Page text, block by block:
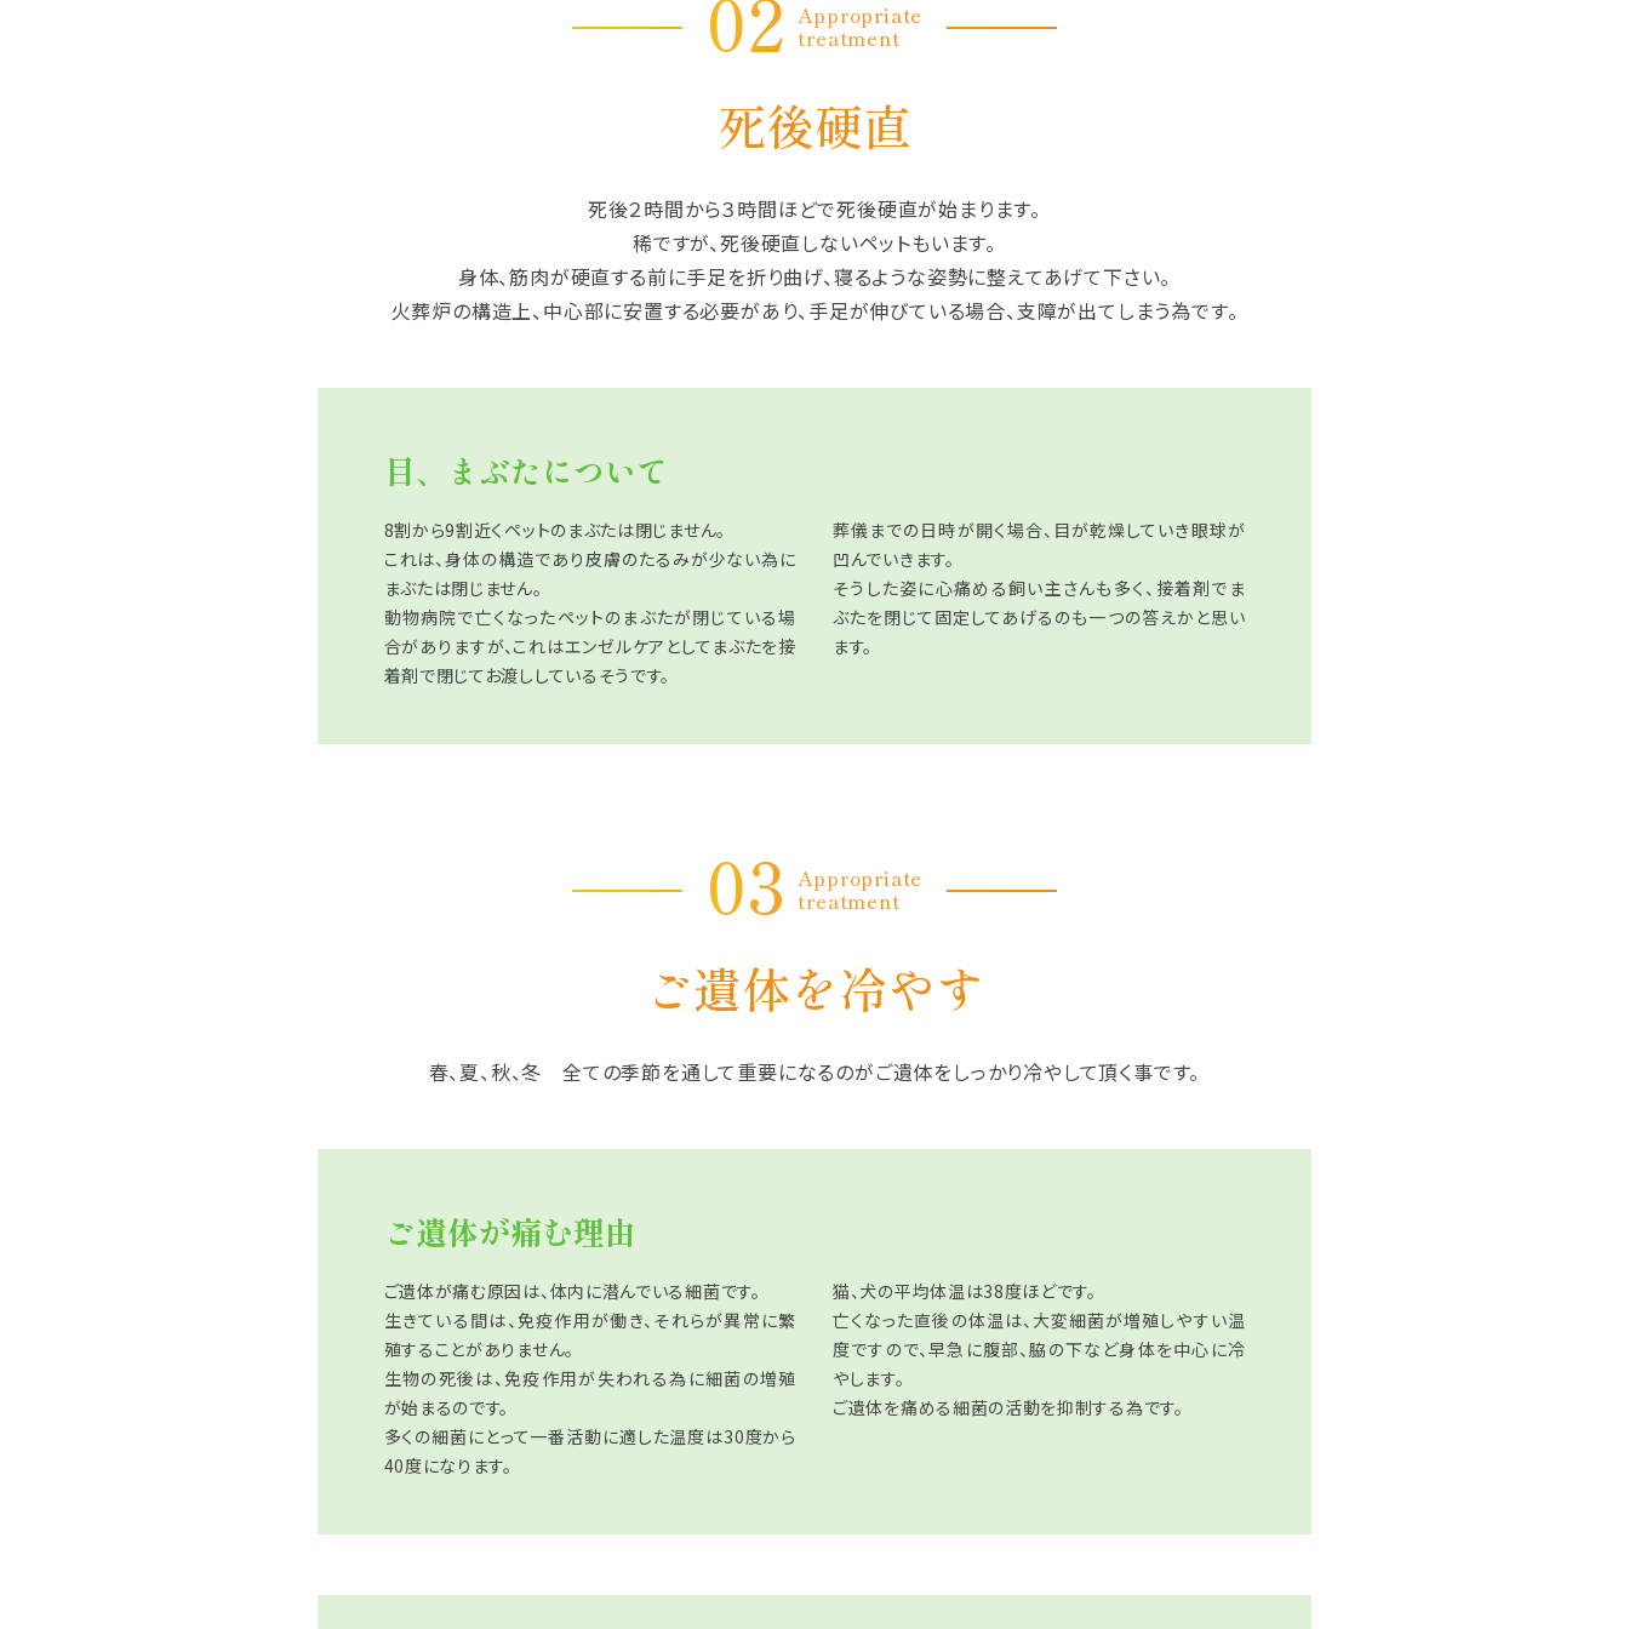
Appropriate
treatment
死後硬直
死後２時間から３時間ほどで死後硬直が始まります。
稀ですが、死後硬直しないペットもいます。
身体、筋肉が硬直する前に手足を折り曲げ、寝るような姿勢に整えてあげて下さい。
火葬炉の構造上、中心部に安置する必要があり、手足が伸びている場合、支障が出てしまう為です。
目、まぶたについて
8割から9割近くペットのまぶたは閉じません。
これは、身体の構造であり皮膚のたるみが少ない為に
まぶたは閉じません。
動物病院で亡くなったペットのまぶたが閉じている場
合がありますが、これはエンゼルケアとしてまぶたを接
着剤で閉じてお渡ししているそうです。
葬儀までの日時が開く場合、目が乾燥していき眼球が
凹んでいきます。
そうした姿に心痛める飼い主さんも多く、接着剤でま
ぶたを閉じて固定してあげるのも一つの答えかと思い
ます。
03 Appropriate
treatment
ご遺体を冷やす
春、夏、秋、冬 全ての季節を通して重要になるのがご遺体をしっかり冷やして頂く事です。
ご遺体が痛む理由
ご遺体が痛む原因は、体内に潜んでいる細菌です。
生きている間は、免疫作用が働き、それらが異常に繁
殖することがありません。
生物の死後は、免疫作用が失われる為に細菌の増殖
が始まるのです。
多くの細菌にとって一番活動に適した温度は30度から
40度になります。
猫、犬の平均体温は38度ほどです。
亡くなった直後の体温は、大変細菌が増殖しやすい温
度ですので、早急に腹部、脇の下など身体を中心に冷
やします。
ご遺体を痛める細菌の活動を抑制する為です。